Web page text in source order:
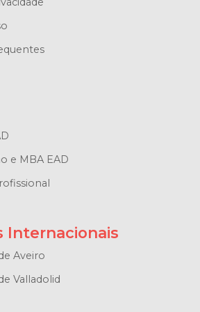
e MBA EAD
Internacionais
Aveiro
Valladolid